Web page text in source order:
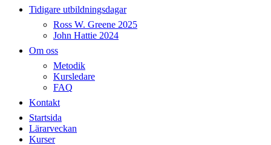
Tidigare utbildningsdagar
Ross W. Greene 2025
John Hattie 2024
Om oss
Metodik
Kursledare
FAQ
Kontakt
Startsida
Lärarveckan
Kurser